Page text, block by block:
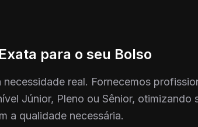
para o seu Bolso
necessidade real. Fornecemos
Júnior, Pleno ou Sênior, otimizando
a qualidade necessária.